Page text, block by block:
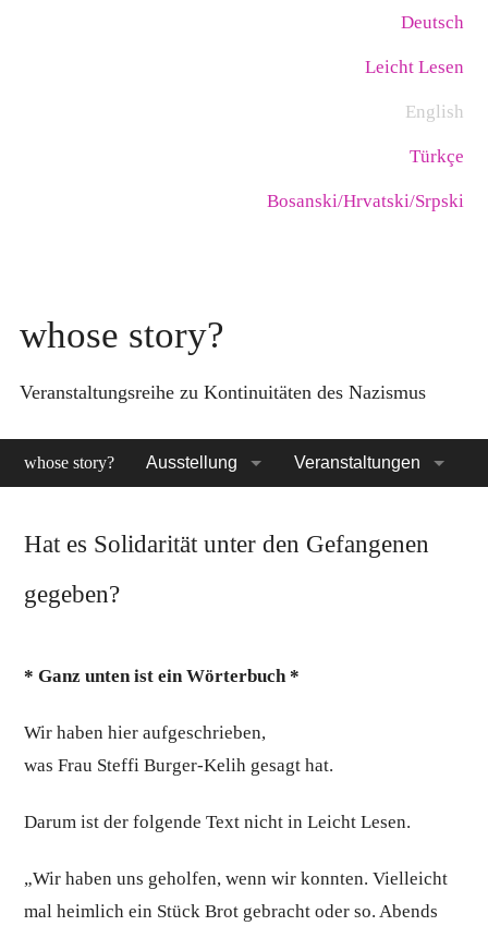
Deutsch
Leicht Lesen
English
Türkçe
Bosanski/Hrvatski/Srpski
whose story?
Veranstaltungsreihe zu Kontinuitäten des Nazismus
whose story? Ausstellung Veranstaltungen
Hat es Solidarität unter den Gefangenen
gegeben?
* Ganz unten ist ein Wörterbuch *
Wir haben hier aufgeschrieben,
was Frau Steffi Burger-Kelih gesagt hat.
Darum ist der folgende Text nicht in Leicht Lesen.
„Wir haben uns geholfen, wenn wir konnten. Vielleicht
mal heimlich ein Stück Brot gebracht oder so. Abends